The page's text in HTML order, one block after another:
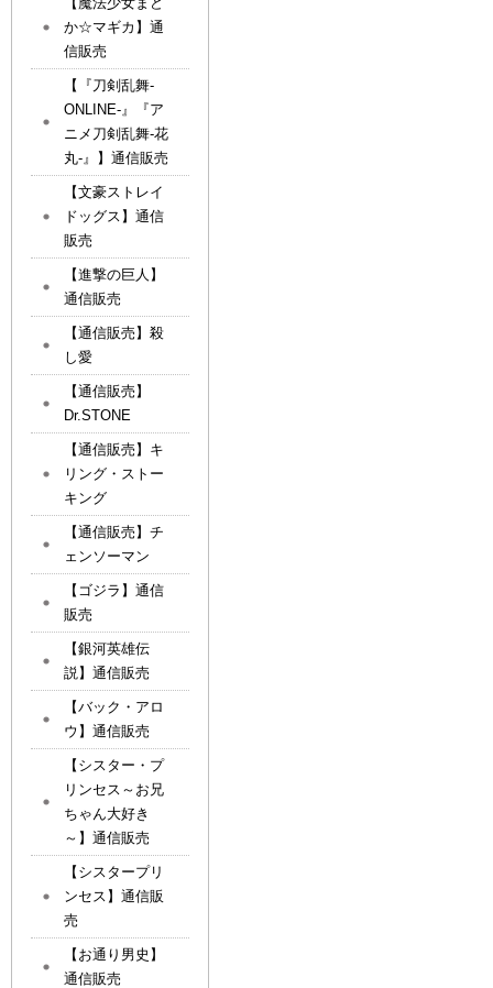
か☆マギカ】通
信販売
【『刀剣乱舞-
ONLINE-』『ア
ニメ刀剣乱舞-花
丸-』】通信販売
【文豪ストレイ
ドッグス】通信
販売
【進撃の巨人】
通信販売
【通信販売】殺
し愛
【通信販売】
Dr.STONE
【通信販売】キ
リング・ストー
キング
【通信販売】チ
ェンソーマン
【ゴジラ】通信
販売
【銀河英雄伝
説】通信販売
【バック・アロ
ウ】通信販売
【シスター・プ
リンセス～お兄
ちゃん大好き
～】通信販売
【シスタープリ
ンセス】通信販
売
【お通り男史】
通信販売